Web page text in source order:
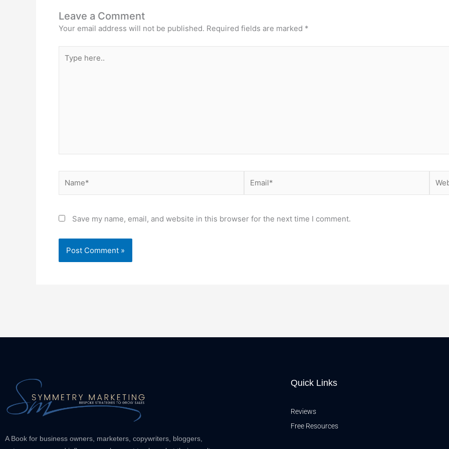
Leave a Comment
Your email address will not be published. Required fields are marked *
here..
Save my name, email, and website in this browser for the next time I comment.
A Book for business owners, marketers, copywriters, bloggers,
Quick Links
Reviews
Free Resources